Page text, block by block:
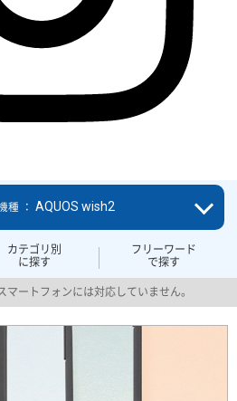
カテゴリ別
に探す
フリーワード
で探す
種 ： AQUOS wish2
マートフォンには対応していません。